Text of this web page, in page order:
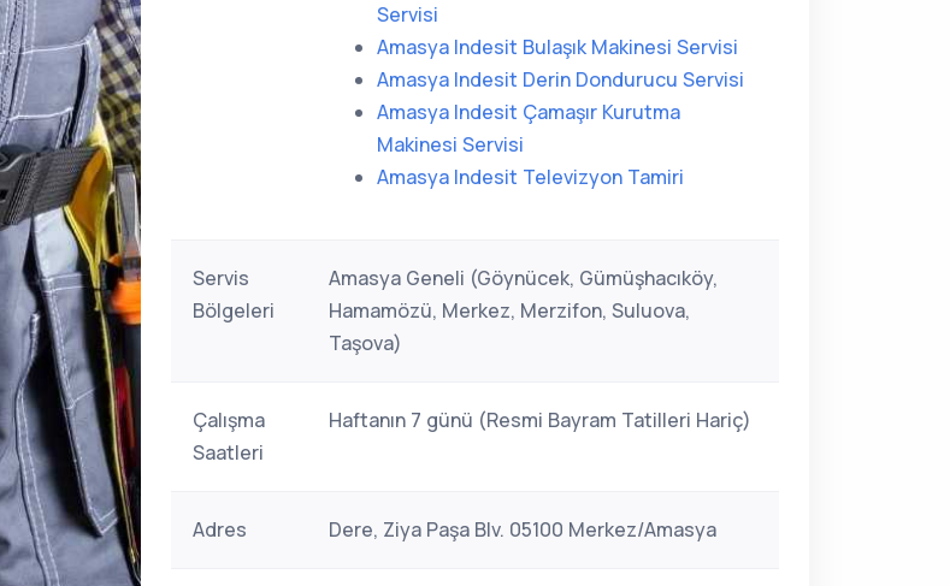
Servisi
Amasya Indesit Bulaşık Makinesi Servisi
Amasya Indesit Derin Dondurucu Servisi
Amasya Indesit Çamaşır Kurutma
Makinesi Servisi
Amasya Indesit Televizyon Tamiri
Servis
Bölgeleri
Amasya Geneli (Göynücek, Gümüşhacıköy,
Hamamözü, Merkez, Merzifon, Suluova,
Taşova)
Çalışma
Saatleri
Haftanın 7 günü (Resmi Bayram Tatilleri Hariç)
Adres Dere, Ziya Paşa Blv. 05100 Merkez/Amasya